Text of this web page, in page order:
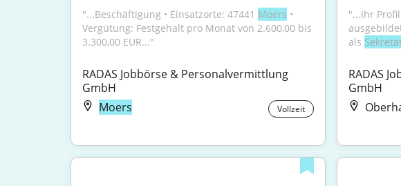
"...Beschäftigung • Einsatzorte: 47441 Moers •
Vergütung: Festgehalt pro Monat von 2.600,00 bis
3.300,00 EUR..."
RADAS Jobbörse & Personalvermittlung
GmbH
Moers
Vollzeit
"...Ihr
als
RADAS
GmbH